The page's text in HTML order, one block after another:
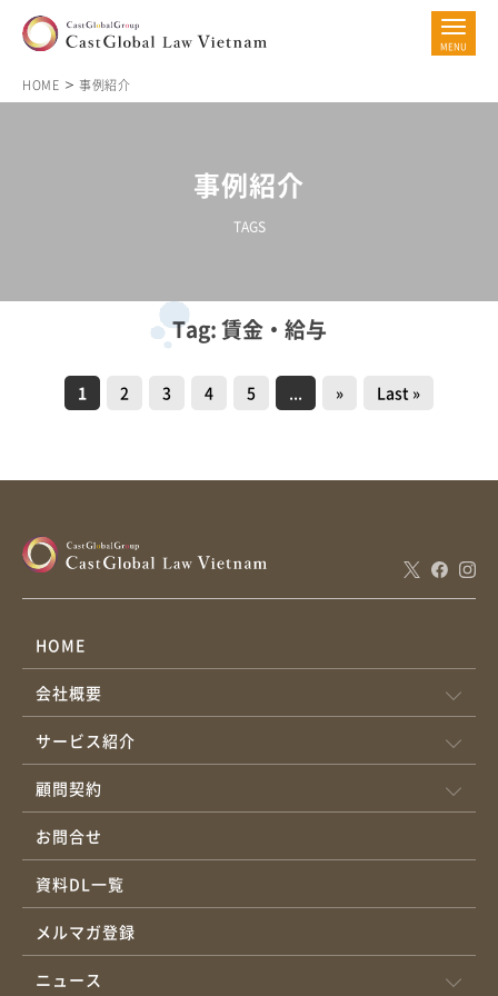
HOME 事例紹介
事例紹介
TAGS
Tag: 賃金・給与
1 2 3 4 5 ... » Last »
HOME
会社概要
サービス紹介
顧問契約
お問合せ
資料DL一覧
メルマガ登録
ニュース